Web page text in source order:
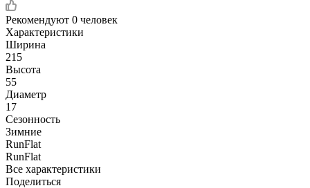
Рекомендуют 0 человек
Характеристики
Ширина
215
Высота
55
Диаметр
17
Сезонность
Зимние
RunFlat
RunFlat
Все характеристики
Поделиться